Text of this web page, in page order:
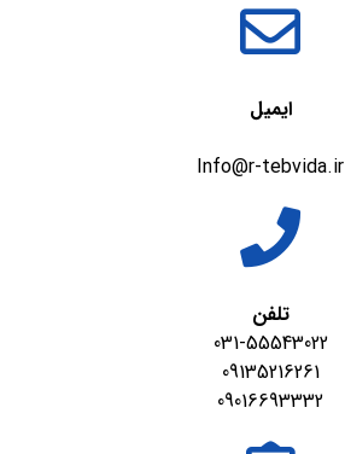
ایمیل
Info@r-tebvida.ir
تلفن
031-55543022
09135216261
09016693332